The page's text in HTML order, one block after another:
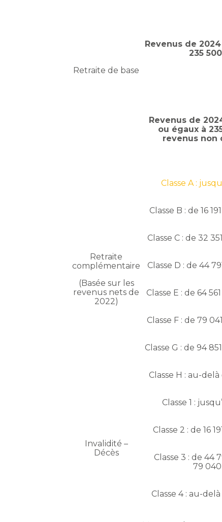
Retraite de base
Revenus de
235
Revenus de
ou égaux à
revenus non
Retraite
complémentaire
(Basée sur les
revenus nets de
2022)
Classe A :
Classe B : de 16
Classe C : de 32
Classe D : de 44
Classe E : de 64
Classe F : de 79
Classe G : de 94
Classe H : au-
Invalidité –
Décès
Classe 1 :
Classe 2 : de 16
Classe 3 : de 44
79
Classe 4 : au-